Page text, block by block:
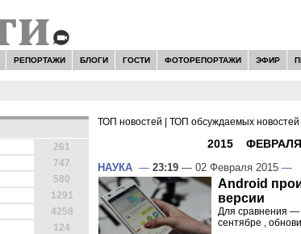
РЕПОРТАЖИ БЛОГИ ГОСТИ ФОТОРЕПОРТАЖИ ЭФИР
261
747
580
1291
4258
124
ТОП новостей ТОП обсуждаемых новостей
2015 ФЕВРАЛЯ
НАУКА — 23:19 — 02 Февраля 2015 —
Android
версии
Для сравнения —
сентябре ,